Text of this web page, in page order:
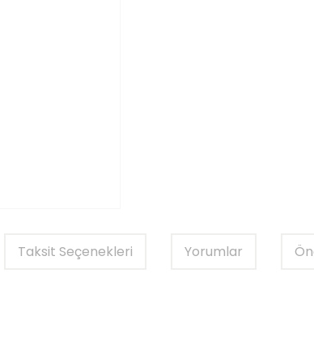
Taksit Seçenekleri Yorumlar